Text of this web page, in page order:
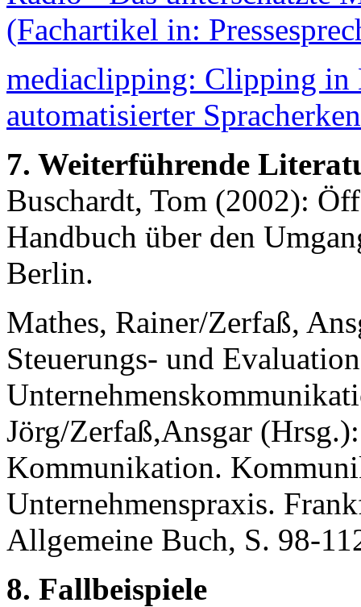
(Fachartikel in:
mediaclipping: Clipping
automatisierter
7. Weiterführende
Buschardt, Tom (2002):
Handbuch über den
Berlin.
Mathes, Rainer/Zerfaß,
Steuerungs- und
Jörg/Zerfaß,Ansgar
Kommunikation.
Unternehmenspraxis.
Allgemeine Buch, S. 98-
8. Fallbeispiele